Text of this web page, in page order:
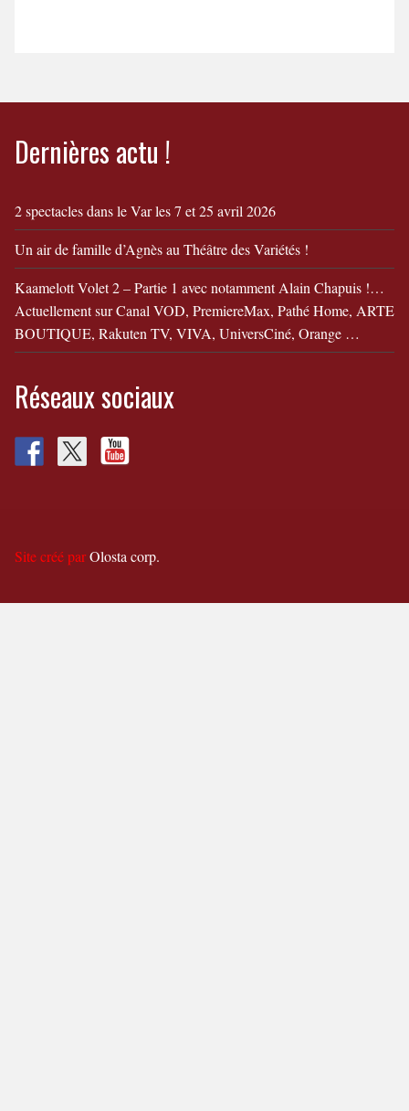
!
Dernières actu !
2 spectacles dans le Var les 7 et 25 avril 2026
Un air de famille d’Agnès au Théâtre des Variétés !
Kaamelott Volet 2 – Partie 1 avec notamment Alain Chapuis !…
Actuellement sur Canal VOD, PremiereMax, Pathé Home, ARTE
BOUTIQUE, Rakuten TV, VIVA, UniversCiné, Orange …
Réseaux sociaux
Site créé parOlosta corp.